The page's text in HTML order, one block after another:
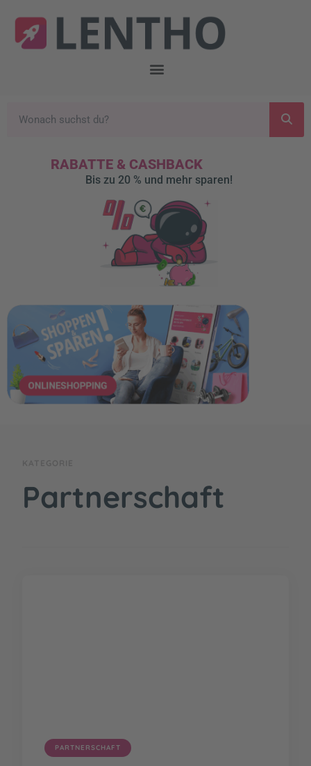
RABATTE & CASHBACK
Bis zu 20 % und mehr sparen!
Partnerschaft
PARTNERSCHAFT